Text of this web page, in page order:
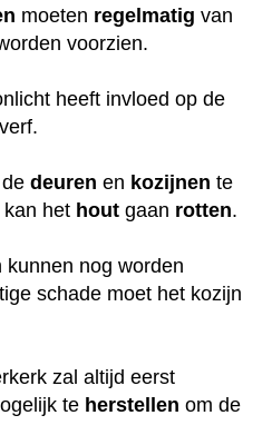
moeten regelmatig van
voorzien.
heeft invloed op de
deuren en kozijnen te
kan het hout gaan rotten.
nog worden
schade moet het kozijn
zal altijd eerst
te herstellen om de